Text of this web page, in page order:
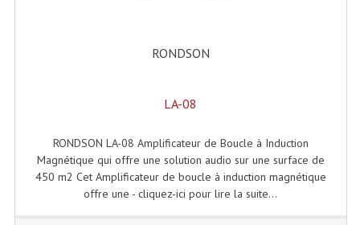
Minidisc
Enregistreur Numérique
Platines Dvd Pour Dj
Platines Cassettes
RONDSON
LA-08
RONDSON LA-08 Amplificateur de Boucle à Induction
Magnétique qui offre une solution audio sur une surface de
450 m2 Cet Amplificateur de boucle à induction magnétique
offre une - cliquez-ici pour lire la suite...